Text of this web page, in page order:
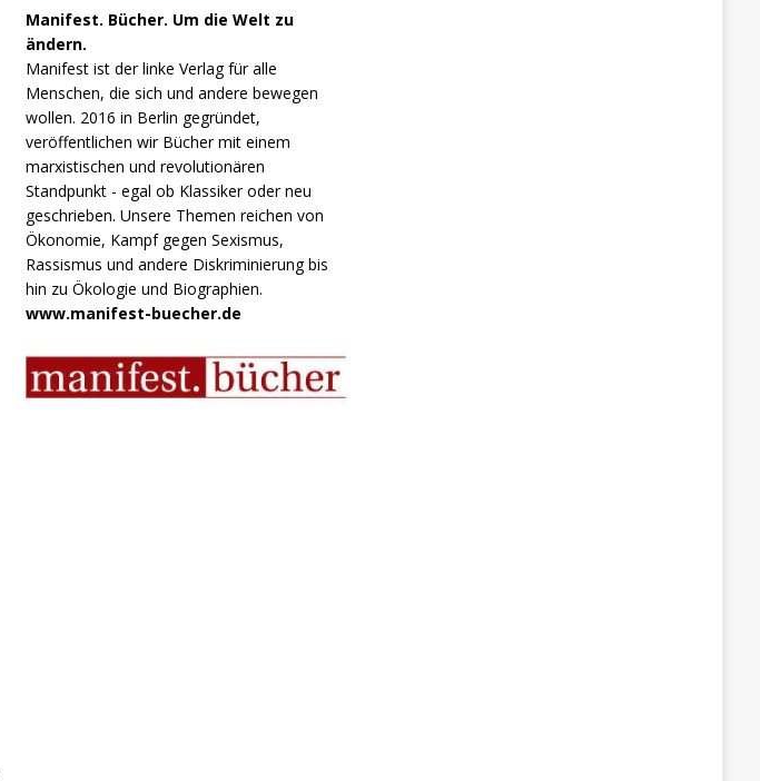
Manifest. Bücher. Um die Welt zu
ändern.
Manifest ist der linke Verlag für alle
Menschen, die sich und andere bewegen
wollen. 2016 in Berlin gegründet,
veröffentlichen wir Bücher mit einem
marxistischen und revolutionären
Standpunkt - egal ob Klassiker oder neu
geschrieben. Unsere Themen reichen von
Ökonomie, Kampf gegen Sexismus,
Rassismus und andere Diskriminierung bis
hin zu Ökologie und Biographien.
www.manifest-buecher.de